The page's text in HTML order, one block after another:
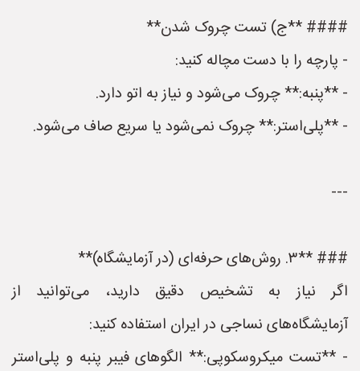
#### **ج) تست چروک شدن**
- پارچه را با دست مچاله کنید:
- **پنبه:** چروک می‌شود و نیاز به اتو دارد.
- **پلی‌استر:** چروک نمی‌شود یا سریع صاف می‌شود.
---
### **۳. روش‌های حرفه‌ای (در آزمایشگاه)**
اگر نیاز به تشخیص دقیق دارید، می‌توانید از
آزمایشگاه‌های نساجی در ایران استفاده کنید:
- **تست میکروسکوپی:** الگوهای فیبر پنبه و پلی‌استر